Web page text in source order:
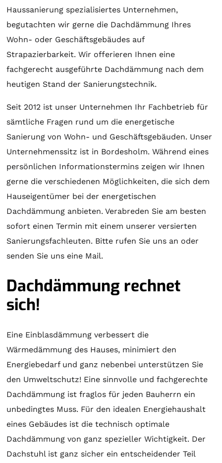
Haussanierung spezialisiertes Unternehmen,
begutachten wir gerne die Dachdämmung Ihres
Wohn- oder Geschäftsgebäudes auf
Strapazierbarkeit. Wir offerieren Ihnen eine
fachgerecht ausgeführte Dachdämmung nach dem
heutigen Stand der Sanierungstechnik.
Seit 2012 ist unser Unternehmen Ihr Fachbetrieb für
sämtliche Fragen rund um die energetische
Sanierung von Wohn- und Geschäftsgebäuden. Unser
Unternehmenssitz ist in Bordesholm. Während eines
persönlichen Informationstermins zeigen wir Ihnen
gerne die verschiedenen Möglichkeiten, die sich dem
Hauseigentümer bei der energetischen
Dachdämmung anbieten. Verabreden Sie am besten
sofort einen Termin mit einem unserer versierten
Sanierungsfachleuten. Bitte rufen Sie uns an oder
senden Sie uns eine Mail.
Dachdämmung rechnet
sich!
Eine Einblasdämmung verbessert die
Wärmedämmung des Hauses, minimiert den
Energiebedarf und ganz nebenbei unterstützen Sie
den Umweltschutz! Eine sinnvolle und fachgerechte
Dachdämmung ist fraglos für jeden Bauherrn ein
unbedingtes Muss. Für den idealen Energiehaushalt
eines Gebäudes ist die technisch optimale
Dachdämmung von ganz spezieller Wichtigkeit. Der
Dachstuhl ist ganz sicher ein entscheidender Teil